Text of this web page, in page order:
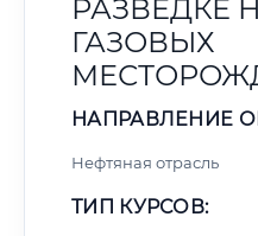
РАЗВЕДКЕ
ГАЗОВЫХ
НАПРАВЛЕНИЕ
Нефтяная отрасль
ТИП КУРСОВ: